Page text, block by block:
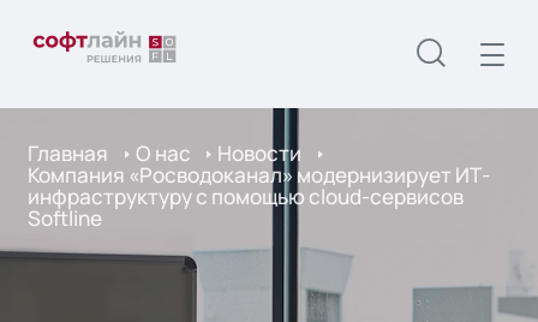
Главная О нас Новости
Компания «Росводоканал» модернизирует ИТ-
инфраструктуру с помощью cloud-сервисов
Softline